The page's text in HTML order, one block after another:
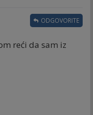
reći da sam iz
ODGOVORITE